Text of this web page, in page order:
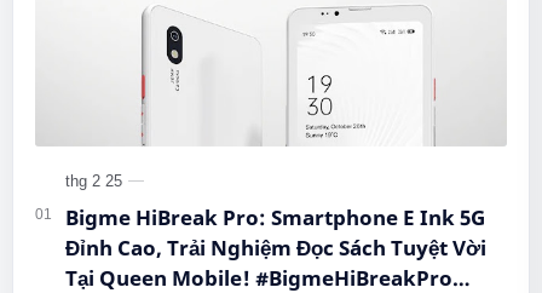
Bigme HiBreak Pro: Smartphone E Ink 5G
Đỉnh Cao, Trải Nghiệm Đọc Sách Tuyệt Vời
Tại Queen Mobile! #BigmeHiBreakPro